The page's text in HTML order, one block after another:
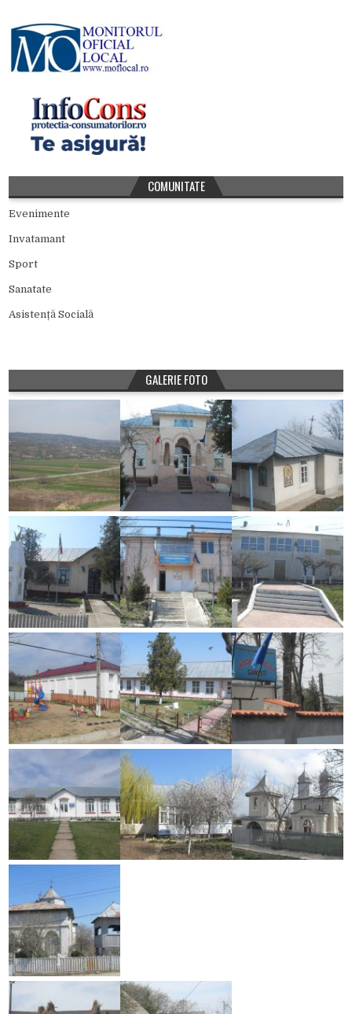
COMUNITATE
Evenimente
Invatamant
Sport
Sanatate
Asistență Socială
GALERIE FOTO